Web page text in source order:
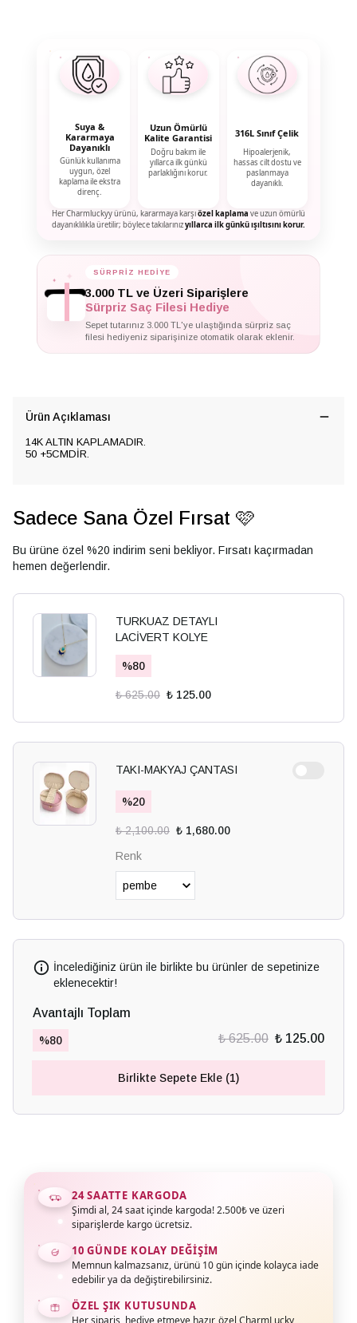
Suya &
Kararmaya
Dayanıklı
Günlük kullanıma
uygun, özel
kaplama ile ekstra
direnç.
Uzun Ömürlü
Kalite Garantisi
Doğru bakım ile
yıllarca ilk günkü
parlaklığını korur.
316L Sınıf Çelik
Hipoalerjenik,
hassas cilt dostu ve
paslanmaya
dayanıklı.
Her Charmluckyy ürünü, kararmaya karşıözel kaplama ve uzun ömürlü
dayanıklılıkla üretilir; böylece takılarınızyıllarca ilk günkü ışıltısını korur.
✦ SÜRPRİZ HEDİYE
3.000 TL ve Üzeri Siparişlere
Sürpriz Saç Filesi Hediye
Sepet tutarınız 3.000 TL'ye ulaştığında sürpriz saç
filesi hediyeniz siparişinize otomatik olarak eklenir.
Ürün Açıklaması
14K ALTIN KAPLAMADIR.
50 +5CMDİR.
Sadece Sana Özel Fırsat 🩷
Bu ürüne özel %20 indirim seni bekliyor. Fırsatı kaçırmadan
hemen değerlendir.
TURKUAZ DETAYLI
LACİVERT KOLYE
%80
₺ 625.00 ₺ 125.00
TAKI-MAKYAJ ÇANTASI
%20
₺ 2,100.00 ₺ 1,680.00
Renk
İncelediğiniz ürün ile birlikte bu ürünler de sepetinize
eklenecektir!
Avantajlı Toplam
%80 ₺ 625.00 ₺ 125.00
Birlikte Sepete Ekle (1)
24 SAATTE KARGODA
Şimdi al, 24 saat içinde kargoda! 2.500₺ ve üzeri
siparişlerde kargo ücretsiz.
10 GÜNDE KOLAY DEĞIŞIM
Memnun kalmazsanız, ürünü 10 gün içinde kolayca iade
edebilir ya da değiştirebilirsiniz.
ÖZEL ŞIK KUTUSUNDA
Her sipariş, hediye etmeye hazır, özel CharmLucky